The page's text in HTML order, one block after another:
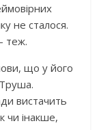
не сталося.
теж.
що у його
вистачить
чи інакше,